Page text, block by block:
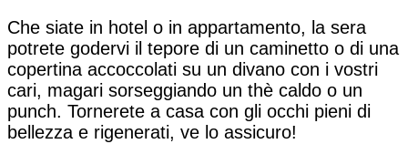
Che siate in hotel o in appartamento, la sera
potrete godervi il tepore di un caminetto o di una
copertina accoccolati su un divano con i vostri
cari, magari sorseggiando un thè caldo o un
punch. Tornerete a casa con gli occhi pieni di
bellezza e rigenerati, ve lo assicuro!